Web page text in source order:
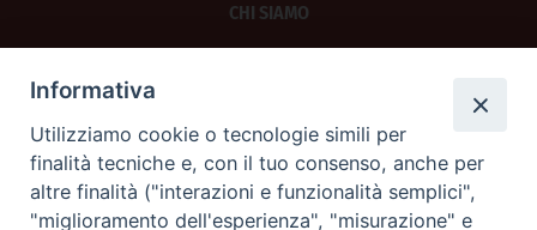
CHI SIAMO
SCRIVICI
Informativa
Utilizziamo cookie o tecnologie simili per
finalità tecniche e, con il tuo consenso, anche per
altre finalità ("interazioni e funzionalità semplici",
"miglioramento dell'esperienza", "misurazione" e